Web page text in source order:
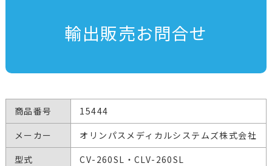
輸出販売お問合せ
商品番号
15444
メーカー
オリンパスメディカルシステムズ株式会社
型式
CV-260SL・CLV-260SL